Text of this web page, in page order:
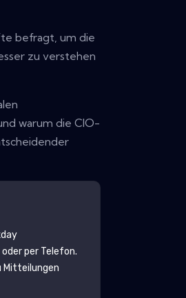
befragt, um die
zu verstehen
warum die CIO-
per Telefon.
Mitteilungen